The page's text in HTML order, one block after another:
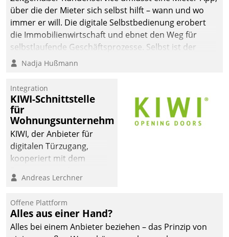
über die der Mieter sich selbst hilft – wann und wo
immer er will. Die digitale Selbstbedienung erobert
die Immobilienwirtschaft und ebnet den Weg für
selbstlaufende Geschäftsprozesse. Selbst ist der
Kunde und smart der Serviceanbieter.
Nadja Hußmann
Integration
KIWI-Schnittstelle
für
Wohnungsunternehmen
KIWI, der Anbieter für
digitalen Türzugang,
kooperiert mit dem
Softwareentwicklungshaus
Andreas Lerchner
Offene Plattform
Alles aus einer Hand?
Alles bei einem Anbieter beziehen – das Prinzip von